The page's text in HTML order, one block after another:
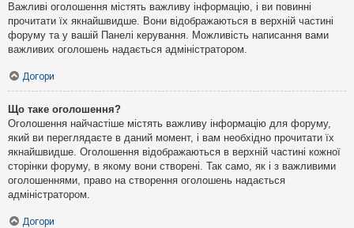
Важливі оголошення містять важливу інформацію, і ви повинні
прочитати їх якнайшвидше. Вони відображаються в верхній частині
форуму та у вашій Панелі керування. Можливість написання вами
важливих оголошень надається адміністратором.
Догори
Що таке оголошення?
Оголошення найчастіше містять важливу інформацію для форуму,
який ви переглядаєте в даний момент, і вам необхідно прочитати їх
якнайшвидше. Оголошення відображаються в верхній частині кожної
сторінки форуму, в якому вони створені. Так само, як і з важливими
оголошеннями, право на створення оголошень надається
адміністратором.
Догори